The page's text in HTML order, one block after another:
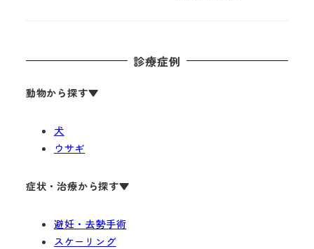
診療症例
動物から探す▼
犬
ウサギ
症状・治療から探す▼
避妊・去勢手術
スケーリング